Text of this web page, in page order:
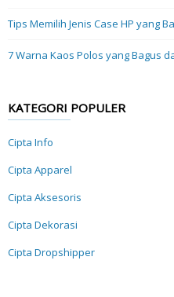
Tips Memilih Jenis Case HP yang
7 Warna Kaos Polos yang Bagus
KATEGORI POPULER
Cipta Info
Cipta Apparel
Cipta Aksesoris
Cipta Dekorasi
Cipta Dropshipper